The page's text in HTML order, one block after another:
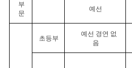
부
문
예선
초등부
예선 경연 없
음